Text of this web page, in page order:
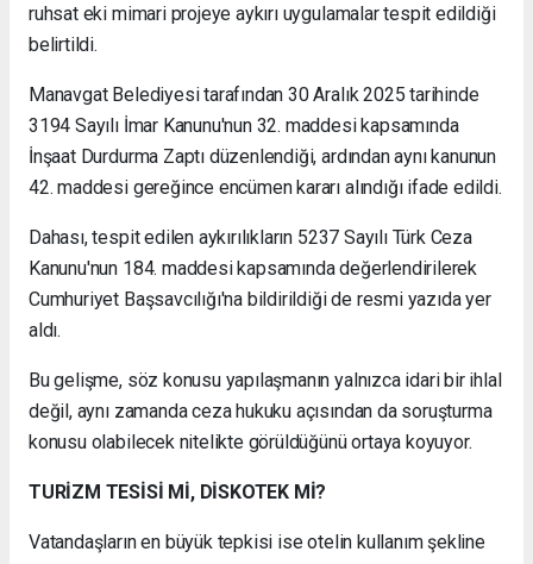
ruhsat eki mimari projeye aykırı uygulamalar tespit edildiği
belirtildi.
Manavgat Belediyesi tarafından 30 Aralık 2025 tarihinde
3194 Sayılı İmar Kanunu'nun 32. maddesi kapsamında
İnşaat Durdurma Zaptı düzenlendiği, ardından aynı kanunun
42. maddesi gereğince encümen kararı alındığı ifade edildi.
Dahası, tespit edilen aykırılıkların 5237 Sayılı Türk Ceza
Kanunu'nun 184. maddesi kapsamında değerlendirilerek
Cumhuriyet Başsavcılığı'na bildirildiği de resmi yazıda yer
aldı.
Bu gelişme, söz konusu yapılaşmanın yalnızca idari bir ihlal
değil, aynı zamanda ceza hukuku açısından da soruşturma
konusu olabilecek nitelikte görüldüğünü ortaya koyuyor.
TURİZM TESİSİ Mİ, DİSKOTEK Mİ?
Vatandaşların en büyük tepkisi ise otelin kullanım şekline